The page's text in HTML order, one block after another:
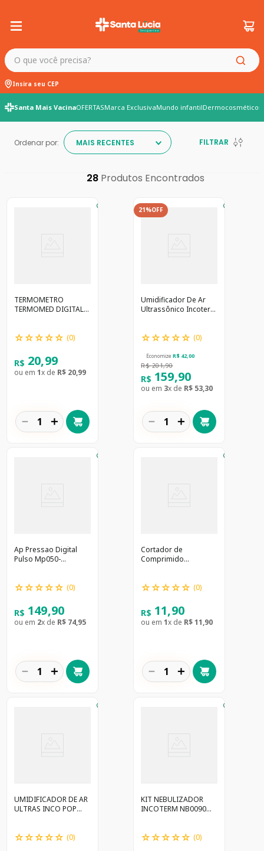
O que você precisa?
Insira seu CEP
Santa Mais VacinaOFERTASMarca ExclusivaMundo infantilDermocosméticos
Ordenar por: MAIS RECENTES FILTRAR
28
TERMOMETRO
TERMOMED DIGITAL
☆☆☆☆☆ (0)
R$ 20,99
ou em 1x de R$ 20,99
＋
－
21%OFF
Umidificador De Ar
Ultrassônico Incoterm
☆☆☆☆☆ (0)
Economize R$ 42,00
R$ 201,90
R$ 159,90
ou em 3x de R$ 53,30
＋
－
Ap Pressao Digital
Pulso Mp050-
☆☆☆☆☆ (0)
R$ 149,90
ou em 2x de R$ 74,95
＋
－
Cortador de
Comprimido
☆☆☆☆☆ (0)
R$ 11,90
ou em 1x de R$11,90
＋
－
UMIDIFICADOR DE AR
ULTRAS INCO POP
☆☆☆☆☆ (0)
KIT NEBULIZADOR
INCOTERM NB0090
☆☆☆☆☆ (0)